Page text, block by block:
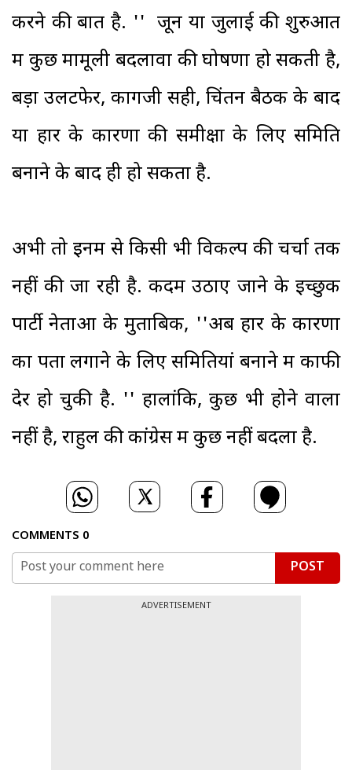
करने की बात है. '' जून या जुलाई की शुरुआत
में कुछ मामूली बदलावों की घोषणा हो सकती है,
बड़ा उलटफेर, कागजी सही, चिंतन बैठक के बाद
या हार के कारणों की समीक्षा के लिए समिति
बनाने के बाद ही हो सकता है.
अभी तो इनमें से किसी भी विकल्प की चर्चा तक
नहीं की जा रही है. कदम उठाए जाने के इच्छुक
पार्टी नेताओं के मुताबिक, ''अब हार के कारणों
का पता लगाने के लिए समितियां बनाने में काफी
देर हो चुकी है. '' हालांकि, कुछ भी होने वाला
नहीं है, राहुल की कांग्रेस में कुछ नहीं बदला है.
COMMENTS 0
POST
ADVERTISEMENT